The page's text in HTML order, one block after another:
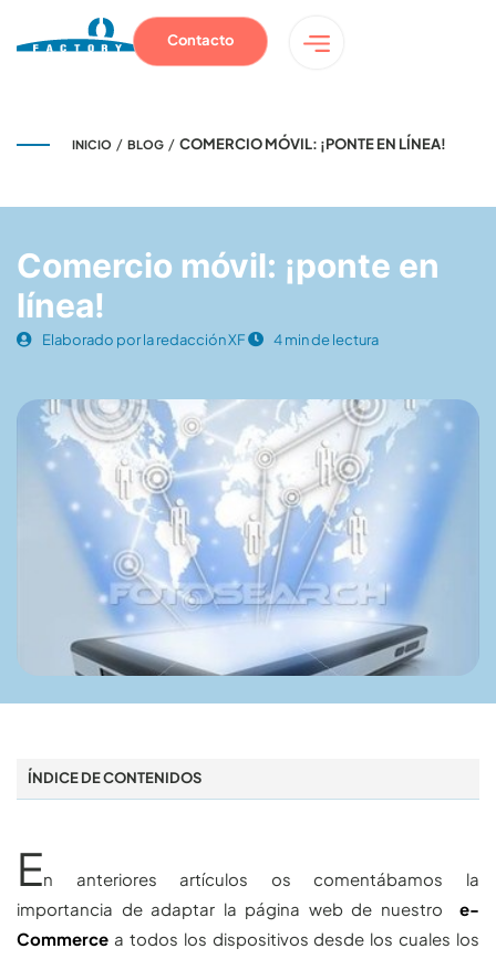
Contacto
INICIO / BLOG / COMERCIO MÓVIL: ¡PONTE EN LÍNEA!
Comercio móvil: ¡ponte en
línea!
Elaborado por la redacción XF 4 min de lectura
ÍNDICE DE CONTENIDOS
En anteriores artículos os comentábamos la
importancia de adaptar la página web de nuestro e-
Commerce a todos los dispositivos desde los cuales los